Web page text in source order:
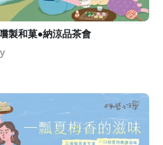
製和菓●納涼品茶會